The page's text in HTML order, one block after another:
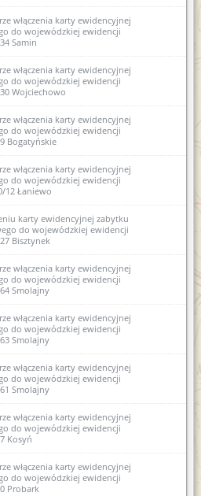
włączenia karty ewidencyjnej
do wojewódzkiej ewidencji
Samin
włączenia karty ewidencyjnej
do wojewódzkiej ewidencji
Wojciechowo
włączenia karty ewidencyjnej
do wojewódzkiej ewidencji
Bogatyńskie
włączenia karty ewidencyjnej
do wojewódzkiej ewidencji
12 Łaniewo
karty ewidencyjnej zabytku
do wojewódzkiej ewidencji
Bisztynek
włączenia karty ewidencyjnej
do wojewódzkiej ewidencji
Smolajny
włączenia karty ewidencyjnej
do wojewódzkiej ewidencji
Smolajny
włączenia karty ewidencyjnej
do wojewódzkiej ewidencji
Smolajny
włączenia karty ewidencyjnej
do wojewódzkiej ewidencji
Kosyń
włączenia karty ewidencyjnej
do wojewódzkiej ewidencji
Probark